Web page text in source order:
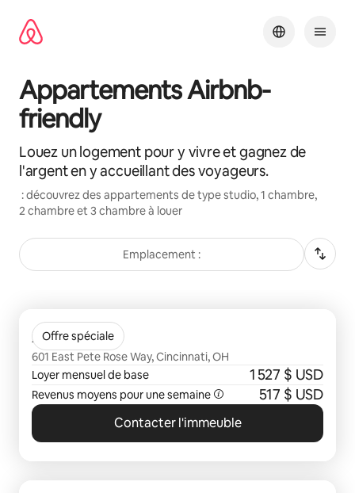
directement
Appartements Airbnb-
friendly
Louez un logement pour y vivre et gagnez de
l'argent en y accueillant des voyageurs.
: découvrez des appartements de type studio, 1 chambre,
2 chambre et 3 chambre à louer
Emplacement :
Offre spéciale
Artistry Cincy
601 East Pete Rose Way, Cincinnati, OH
Loyer mensuel de base
1 527 $ USD
Revenus moyens pour une semaine 517 $ USD
Contacter l'immeuble